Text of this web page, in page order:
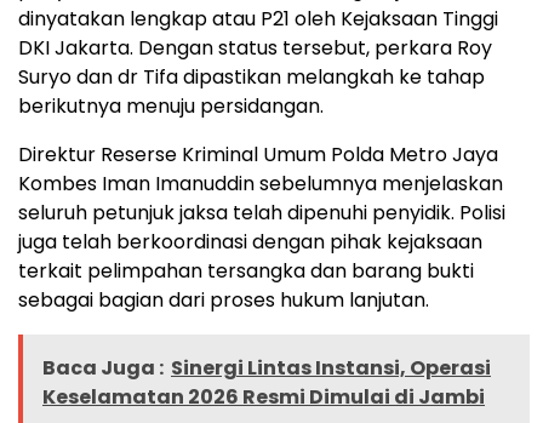
dinyatakan lengkap atau P21 oleh Kejaksaan Tinggi
DKI Jakarta. Dengan status tersebut, perkara Roy
Suryo dan dr Tifa dipastikan melangkah ke tahap
berikutnya menuju persidangan.
Direktur Reserse Kriminal Umum Polda Metro Jaya
Kombes Iman Imanuddin sebelumnya menjelaskan
seluruh petunjuk jaksa telah dipenuhi penyidik. Polisi
juga telah berkoordinasi dengan pihak kejaksaan
terkait pelimpahan tersangka dan barang bukti
sebagai bagian dari proses hukum lanjutan.
Baca Juga : Sinergi Lintas Instansi, Operasi
Keselamatan 2026 Resmi Dimulai di Jambi